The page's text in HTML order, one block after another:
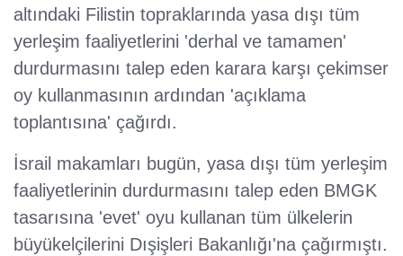
altındaki Filistin topraklarında yasa dışı tüm
yerleşim faaliyetlerini 'derhal ve tamamen'
durdurmasını talep eden karara karşı çekimser
oy kullanmasının ardından 'açıklama
toplantısına' çağırdı.
İsrail makamları bugün, yasa dışı tüm yerleşim
faaliyetlerinin durdurmasını talep eden BMGK
tasarısına 'evet' oyu kullanan tüm ülkelerin
büyükelçilerini Dışişleri Bakanlığı'na çağırmıştı.